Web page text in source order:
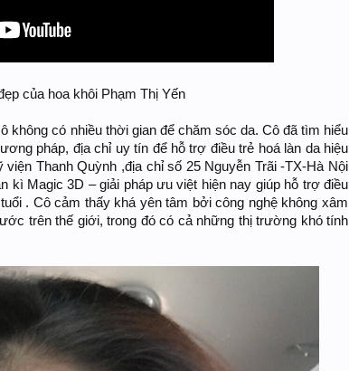
của hoa khôi Phạm Thị Yến
không có nhiều thời gian để chăm sóc da. Cô đã tìm hiểu
pháp, địa chỉ uy tín để hỗ trợ điều trẻ hoá làn da hiệu
Thanh Quỳnh ,địa chỉ số 25 Nguyễn Trãi -TX-Hà Nội
kì Magic 3D – giải pháp ưu việt hiện nay giúp hỗ trợ điều
. Cô cảm thấy khá yên tâm bởi công nghệ không xâm
trên thế giới, trong đó có cả những thị trường khó tính